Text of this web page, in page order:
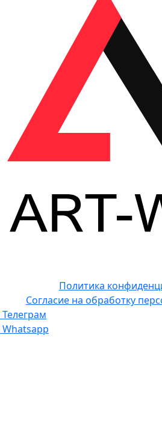
Политика
Согласие на обработку
Телеграм
Whatsapp